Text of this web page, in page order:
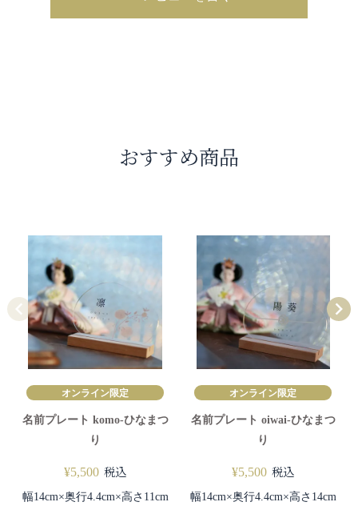
おすすめ商品
オンライン限定
名前プレート komo-ひなまつ
り
¥5,500 税込
幅14cm×奥行4.4cm×高さ11cm
オンライン限定
名前プレート oiwai-ひなまつ
り
¥5,500 税込
幅14cm×奥行4.4cm×高さ14cm